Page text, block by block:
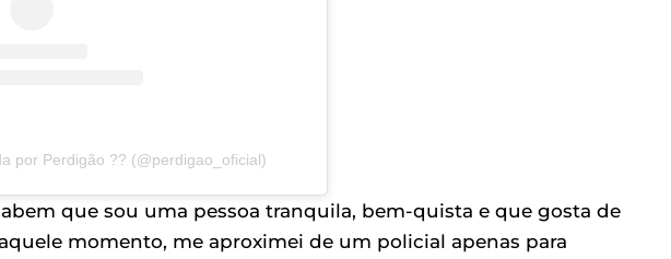
por Perdigão ?? (@perdigao_oficial)
que sou uma pessoa tranquila, bem-quista e que gosta de
momento, me aproximei de um policial apenas para